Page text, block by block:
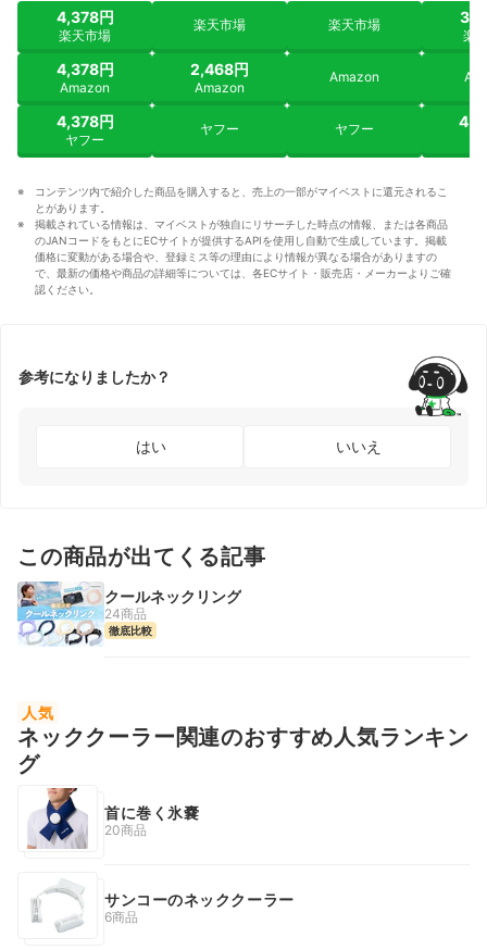
4,378円
楽天市場
4,378円
Amazon
4,378円
ヤフー
楽天市場
2,468円
Amazon
ヤフー
楽天市場
Amazon
ヤフー
楽
コンテンツ内で紹介した商品を購入すると、売上の一部がマイベストに還元されるこ
とがあります。
掲載されている情報は、マイベストが独自にリサーチした時点の情報、または各商品
のJANコードをもとにECサイトが提供するAPIを使用し自動で生成しています。掲載
価格に変動がある場合や、登録ミス等の理由により情報が異なる場合がありますの
で、最新の価格や商品の詳細等については、各ECサイト・販売店・メーカーよりご確
認ください。
参考になりましたか？
はい いいえ
この商品が出てくる記事
クールネックリング
24商品
徹底比較
人気
ネッククーラー関連のおすすめ人気ランキン
グ
首に巻く氷嚢
20商品
サンコーのネッククーラー
6商品